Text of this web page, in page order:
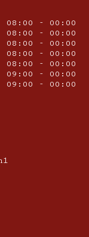
08:00 - 00:00
08:00 - 00:00
08:00 - 00:00
08:00 - 00:00
08:00 - 00:00
09:00 - 00:00
09:00 - 00:00